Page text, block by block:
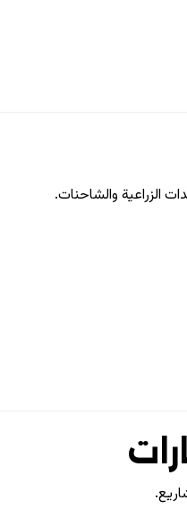
الزراعية والشاحنات.